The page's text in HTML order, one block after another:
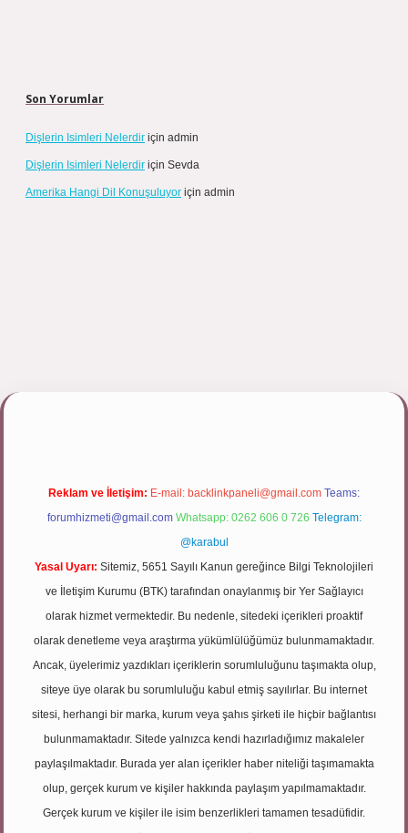
Son Yorumlar
Dişlerin Isimleri Nelerdir için admin
Dişlerin Isimleri Nelerdir için Sevda
Amerika Hangi Dil Konuşuluyor için admin
Reklam ve İletişim: E-mail: backlinkpaneli@gmail.com Teams:
forumhizmeti@gmail.com Whatsapp: 0262 606 0 726 Telegram:
@karabul
Yasal Uyarı: Sitemiz, 5651 Sayılı Kanun gereğince Bilgi Teknolojileri
ve İletişim Kurumu (BTK) tarafından onaylanmış bir Yer Sağlayıcı
olarak hizmet vermektedir. Bu nedenle, sitedeki içerikleri proaktif
olarak denetleme veya araştırma yükümlülüğümüz bulunmamaktadır.
Ancak, üyelerimiz yazdıkları içeriklerin sorumluluğunu taşımakta olup,
siteye üye olarak bu sorumluluğu kabul etmiş sayılırlar. Bu internet
sitesi, herhangi bir marka, kurum veya şahıs şirketi ile hiçbir bağlantısı
bulunmamaktadır. Sitede yalnızca kendi hazırladığımız makaleler
paylaşılmaktadır. Burada yer alan içerikler haber niteliği taşımamakta
olup, gerçek kurum ve kişiler hakkında paylaşım yapılmamaktadır.
Gerçek kurum ve kişiler ile isim benzerlikleri tamamen tesadüfidir.